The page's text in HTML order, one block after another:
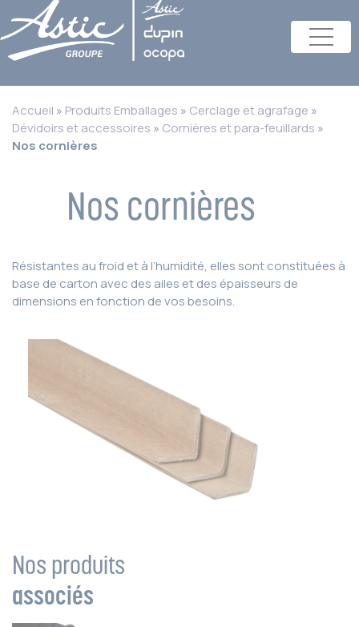
Accueil » Produits Emballages » Cerclage et agrafage »
Dévidoirs et accessoires » Cornières et para-feuillards »
Nos cornières
Nos cornières
Résistantes au froid et à l’humidité, elles sont constituées à
base de carton avec des ailes et des épaisseurs de
dimensions en fonction de vos besoins.
Nos produits
associés